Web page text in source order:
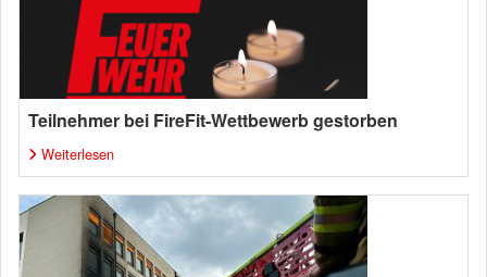
Teilnehmer bei FireFit-Wettbewerb gestorben
Weiterlesen